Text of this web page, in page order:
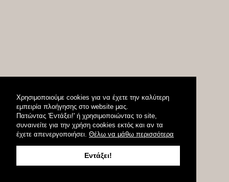
Χρησιμοποιούμε cookies για να έχετε την καλύτερη
εμπειρία πλοήγησης στο website μας.
Πατώντας 'Εντάξει!' ή χρησιμοποιώντας το site,
συναινείτε για την χρήση cookies εκτός και αν τα
έχετε απενεργοποιήσει. Θέλω να μάθω περισσότερα
Εντάξει!